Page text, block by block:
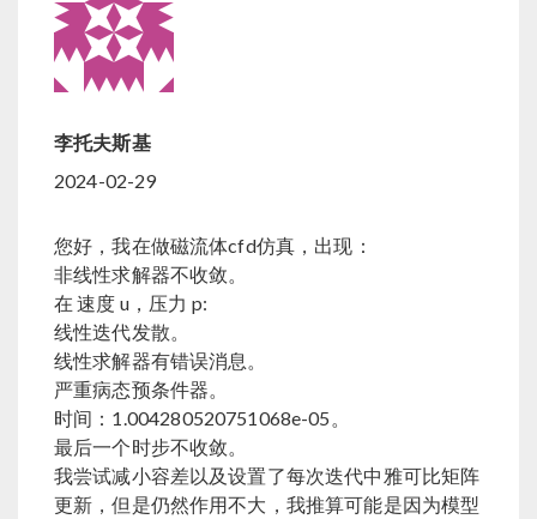
李托夫斯基
2024-02-29
您好，我在做磁流体cfd仿真，出现：
非线性求解器不收敛。
在 速度 u，压力 p:
线性迭代发散。
线性求解器有错误消息。
严重病态预条件器。
时间：1.004280520751068e-05。
最后一个时步不收敛。
我尝试减小容差以及设置了每次迭代中雅可比矩阵
更新，但是仍然作用不大，我推算可能是因为模型